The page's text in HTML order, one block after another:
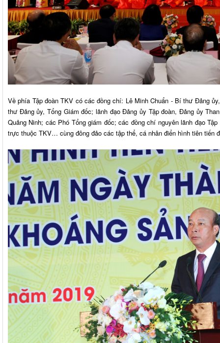
Về phía Tập đoàn TKV có các đồng chí: Lê Minh Chuẩn - Bí thư Đảng
thư Đảng ủy, Tổng Giám đốc; lãnh đạo Đảng ủy Tập đoàn, Đảng ủy
Quảng Ninh; các Phó Tổng giám đốc; các đồng chí nguyên lãnh đạo
trực thuộc TKV… cùng đông đảo các tập thể, cá nhân điển hình tiên tiến